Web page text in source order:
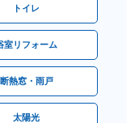
トイレ
室リフォーム
断熱窓・雨戸
太陽光